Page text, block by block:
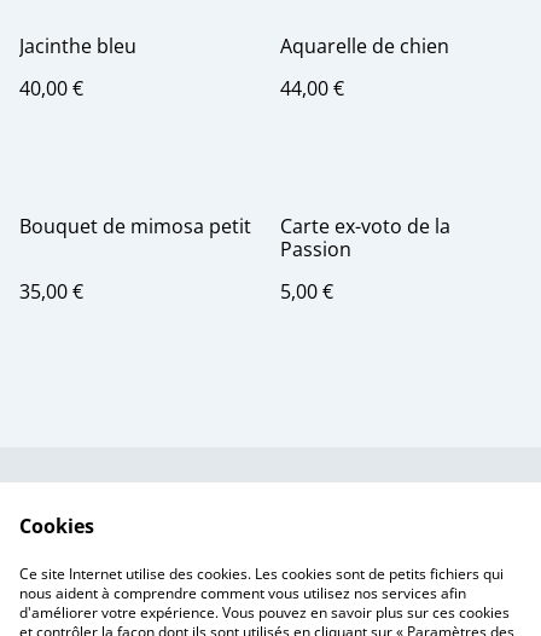
Jacinthe bleu
40,00 €
Aquarelle de chien
44,00 €
Bouquet de mimosa petit
35,00 €
Carte ex-voto de la
Passion
5,00 €
confidentialité
Tarif des frais de port
Cookies
Ce site Internet utilise des cookies. Les cookies sont de petits fichiers qui
nous aident à comprendre comment vous utilisez nos services afin
d'améliorer votre expérience. Vous pouvez en savoir plus sur ces cookies
et contrôler la façon dont ils sont utilisés en cliquant sur « Paramètres des